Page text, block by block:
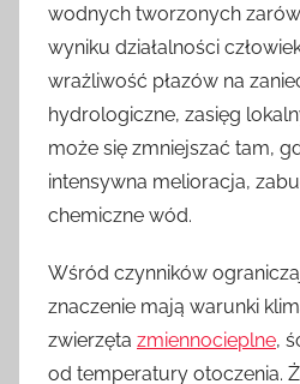
wodnych tworzonych
wyniku działalności
wrażliwość płazów na
hydrologiczne, zasięg
może się zmniejszać tam,
intensywna melioracja,
chemiczne wód.
Wśród czynników
znaczenie mają warunki
zwierzęta zmiennocieplne,
od temperatury otoczenia.